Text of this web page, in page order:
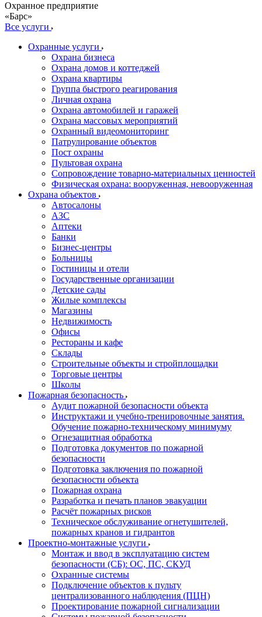
Охранное предприятие
«Барс»
Все услуги
Охранные услуги
Охрана бизнеса
Охрана домов и коттеджей
Охрана квартиры
Группа быстрого реагирования
Личная охрана
Охрана автомобилей и гаражей
Охрана массовых мероприятий
Охранный видеомониторинг
Патрулирование объектов
Пост охраны
Пультовая охрана
Сопровождение товарно-материальных ценностей
Физическая охрана: вооруженная, невооруженная
Охрана объектов
Автосалоны
АЗС
Аптеки
Банки
Бизнес-центры
Больницы
Гостиницы и отели
Государственные организации
Детские сады
Жилые комплексы
Магазины
Недвижимость
Офисы
Рестораны и кафе
Склады
Строительные объекты и стройплощадки
Торговые центры
Школы
Пожарная безопасность
Аудит пожарной безопасности объекта
Инструктажи и учебно-тренировочные занятия.
Обучение пожарно-техническому минимуму
Огнезащитная обработка
Подготовка документов по пожарной
безопасности
Подготовка заключения по пожарной
безопасности объекта
Пожарная охрана
Разработка и печать планов эвакуации
Расчёт пожарных рисков
Техническое обслуживание огнетушителей,
пожарных кранов и гидрантов
Проектно-монтажные услуги
Монтаж и ввод в эксплуатацию систем
безопасности (СБ): ОС, ПС, СКУД
Охранные системы
Подключение объектов к пульту
централизованного наблюдения (ПЦН)
Проектирование пожарной сигнализации